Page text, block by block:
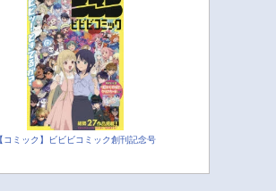
【コミック】ビビビコミック創刊記念号